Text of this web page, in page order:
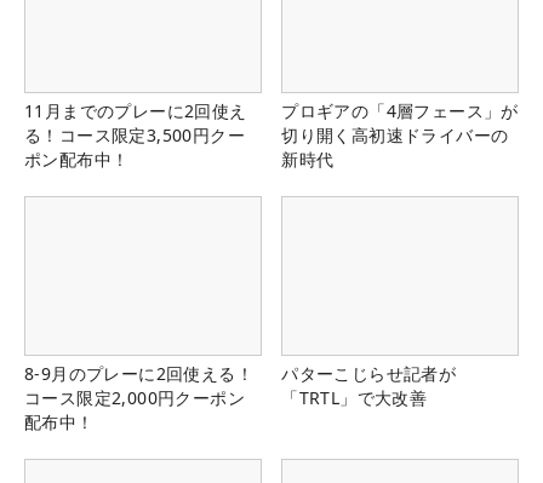
11月までのプレーに2回使え
る！コース限定3,500円クー
ポン配布中！
プロギアの「4層フェース」が
切り開く高初速ドライバーの
新時代
8-9月のプレーに2回使える！
コース限定2,000円クーポン
配布中！
パターこじらせ記者が
「TRTL」で大改善